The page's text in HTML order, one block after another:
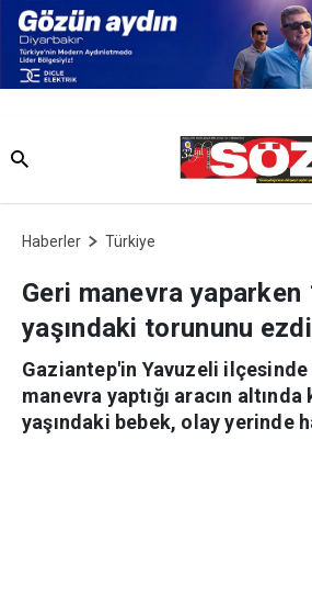
Haberler Türkiye
Geri manevra yaparken
yaşındaki torununu ezdi
Gaziantep'in Yavuzeli
manevra yaptığı aracın altında
yaşındaki bebek, olay yerinde